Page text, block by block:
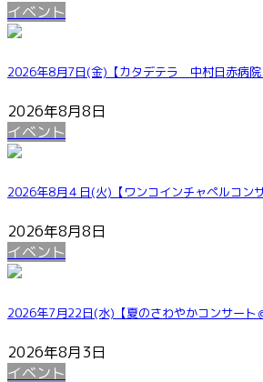
イベント
2026年8月7日(金)【カタデテラ 中村日赤病院
2026年8月8日
イベント
2026年8月４日(火)【ワンコインチャペルコン
2026年8月8日
イベント
2026年7月22日(水)【夏のさわやかコンサート
2026年8月3日
イベント